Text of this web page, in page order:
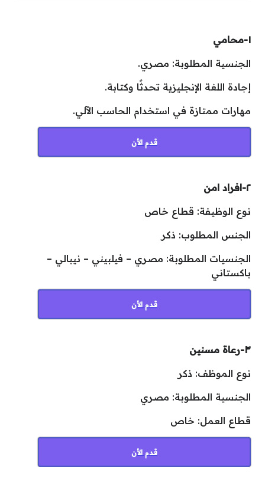
١-محامي
الجنسية المطلوبة: مصري.
إجادة اللغة الإنجليزية تحدثًا وكتابة.
مهارات ممتازة في استخدام الحاسب الآلي.
قدم الأن
٢-افراد امن
نوع الوظيفة: قطاع خاص
الجنس المطلوب: ذكر
الجنسيات المطلوبة: مصري – فيلبيني – نيبالي –
باكستاني
قدم الأن
٣-رعاة مسنين
نوع الموظف: ذكر
الجنسية المطلوبة: مصري
قطاع العمل: خاص
قدم الأن